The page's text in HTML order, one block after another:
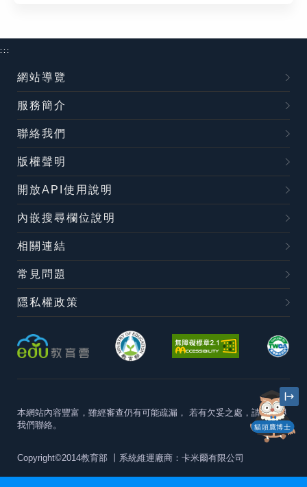
貓頭鷹博士
:::
網站導覽
服務簡介
聯絡我們
版權聲明
開放API使用說明
內嵌搜尋欄位說明
相關連結
常見問題
隱私權政策
本網站內容豐富，雖經審查仍有可能疏漏， 若有欠妥之處，請隨時與
我們聯絡。
Copyright©2014教育部 丨系統維運廠商：卡米爾有限公司